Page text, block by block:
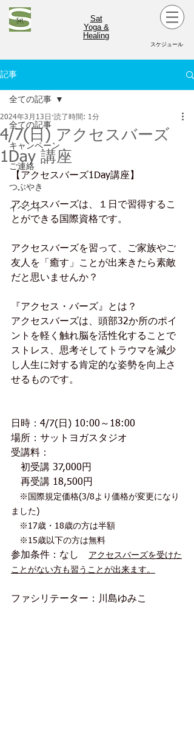
Sat
Yoga &
Healing
スケジュール
記事
全ての記事
キャンペーン
ご連絡
つぶやき
イベント
全ての記事
4/7(日) アクセスバーズ
1Day 講座
2024年3月13日 読了時間: 1分
【アクセスバーズ1Day講座】
アクセスバーズは、１日で習得するこ
とができる国際資格です。
アクセスバーズを習って、ご家族やご
友人を「癒す」ことが出来きたら素敵
だと思いませんか？
『アクセス・バーズ』とは？
アクセスバーズは、頭部32か所のポイ
ントを軽く触れ脳を活性化することで
ストレス、思考そしてトラウマを減少
し人生に対する肯定的な姿勢を向上さ
せるものです。
日時：4/7(日) 10:00～18:00
場所：サットヨガスタジオ
受講料：
初受講 37,000円
再受講 18,500円
※国際規定価格(3/8より価格が変更になり
ました)
※17歳・18歳の方は半額
※15歳以下の方は無料
参加条件：なし
アクセスバーズを受けた
ことがない方も習うことが出来ます。
ファシリテーター：川島ゆみこ